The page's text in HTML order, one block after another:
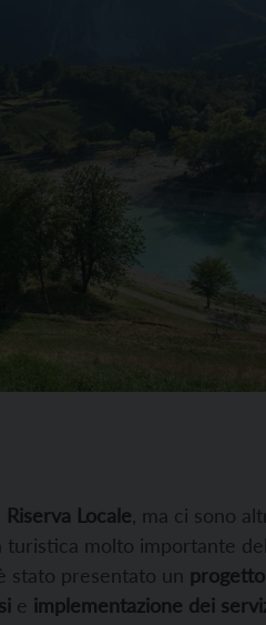
Riserva Locale , ma ci sono
turistica molto importante
stato presentato un
e implementazione dei